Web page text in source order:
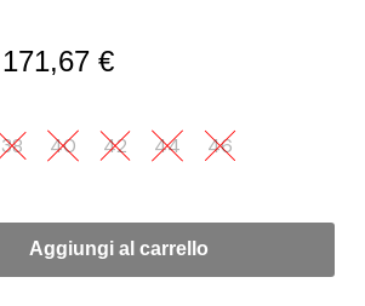
171,67 €
38 40 42 44 46
Aggiungi al carrello